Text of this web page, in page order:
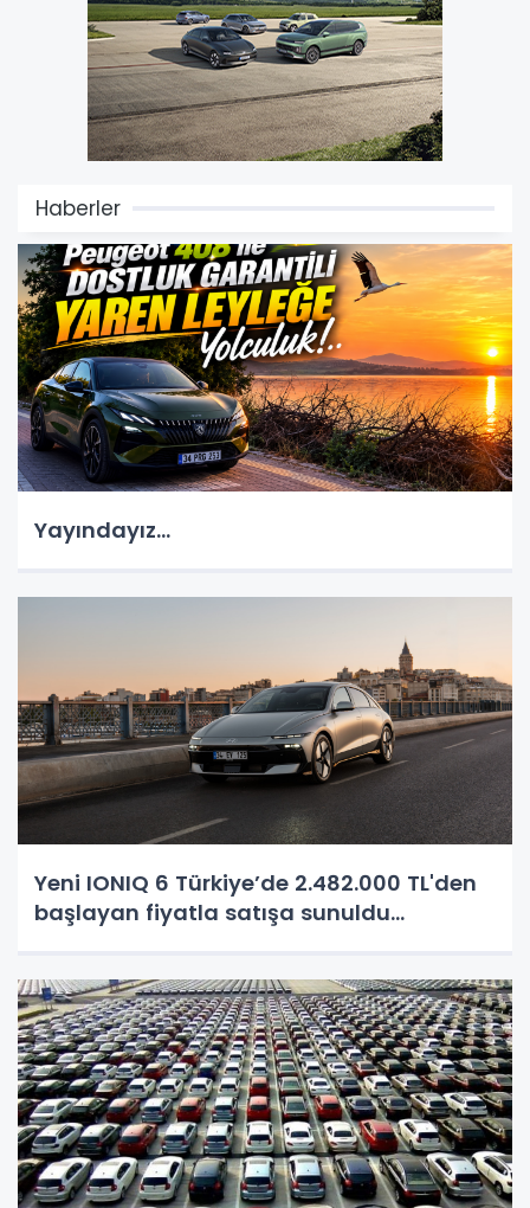
Haberler
Yayındayız...
Yeni IONIQ 6 Türkiye’de 2.482.000 TL'den
başlayan fiyatla satışa sunuldu...